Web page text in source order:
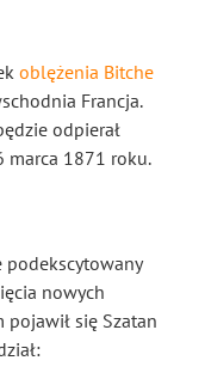
oblężenia Bitche
Francja.
odpierał
marca 1871 roku.
podekscytowany
nowych
się Szatan